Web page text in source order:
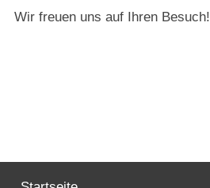
Wir freuen uns auf Ihren Besuch!